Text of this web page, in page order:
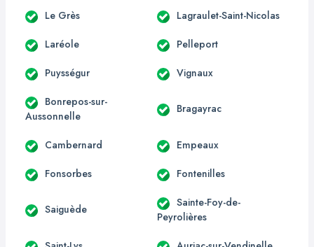
Le Grès Lagraulet-Saint-Nicolas
Laréole Pelleport
Puysségur Vignaux
Bonrepos-sur-
Aussonnelle
Bragayrac
Cambernard Empeaux
Fonsorbes Fontenilles
Saiguède
Sainte-Foy-de-
Peyrolières